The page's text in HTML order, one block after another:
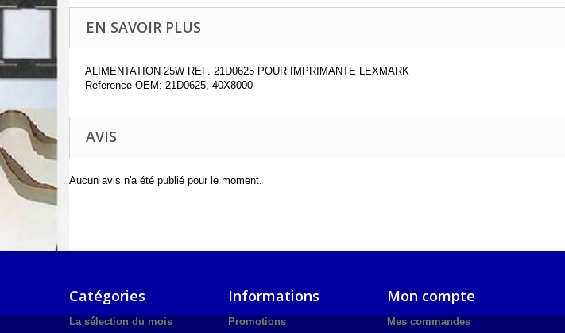
EN SAVOIR PLUS
ALIMENTATION 25W REF. 21D0625 POUR IMPRIMANTE LEXMARK
Reference OEM: 21D0625, 40X8000
AVIS
Aucun avis n'a été publié pour le moment.
Catégories
La sélection du mois
Informations
Promotions
Mon compte
Mes commandes